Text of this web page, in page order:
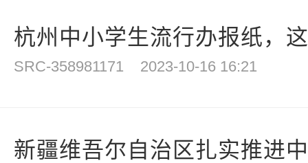
杭州中小学生流行办报纸，
SRC-358981171 2023-10-16 16:21
新疆维吾尔自治区扎实推进